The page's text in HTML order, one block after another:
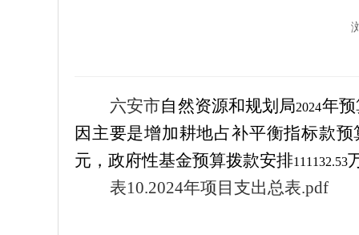
六安市自然资源和规划局2024年
因主要是增加耕地占补平衡指标款预
元，政府性基金预算拨款安排111132.53
表10.2024年项目支出总表.pdf